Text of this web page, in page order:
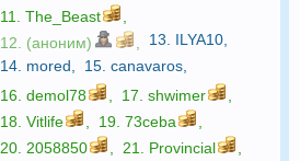
11. The_Beast
12. (аноним)
13. ILYA10
14. mored 15. canavaros
16. demol78 17. shwimer
18. Vitlife 19. 73ceba
20. 2058850 21. Provincial